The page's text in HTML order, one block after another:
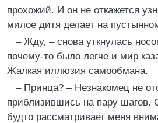
прохожий. И он не откажется
милое дитя делает на
– Жду, – снова уткнулась
почему-то было легче и мир
Жалкая иллюзия самообмана.
– Принца? – Незнакомец не
приблизившись на пару шагов.
будто рассматривает меня